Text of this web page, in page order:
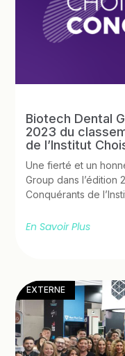
Biotech Dental
2023 du
de l’Institut
Une fierté et un
Group dans l’édition
Conquérants de
En Savoir Plus
EXTERNE